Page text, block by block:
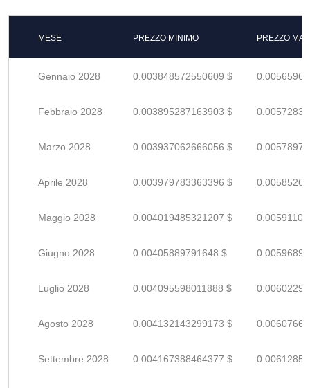
MESE PREZZO MINIMO PREZZO
Gennaio 2028 0.003848572550609 $
Febbraio 2028 0.003895287163903 $
Marzo 2028 0.003937062666056 $
Aprile 2028 0.003979783363396 $
Maggio 2028 0.004019485321207 $
Giugno 2028 0.00405889791648 $
Luglio 2028 0.004095598011888 $
Agosto 2028 0.004132143299173 $
Settembre 2028 0.004167388464377 $